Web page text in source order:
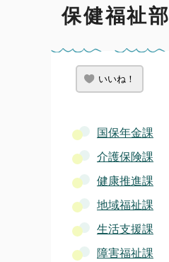
保健福祉部
いいね！
国保年金課
介護保険課
健康推進課
地域福祉課
生活支援課
障害福祉課